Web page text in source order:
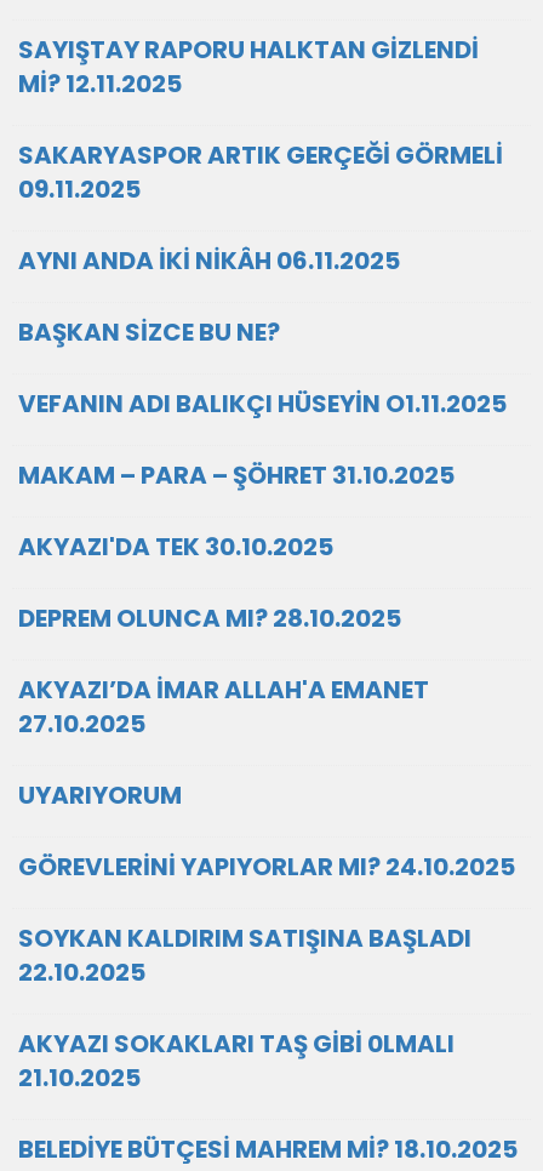
SAYIŞTAY RAPORU HALKTAN GİZLENDİ
Mİ? 12.11.2025
SAKARYASPOR ARTIK GERÇEĞİ GÖRMELİ
09.11.2025
AYNI ANDA İKİ NİKÂH 06.11.2025
BAŞKAN SİZCE BU NE?
VEFANIN ADI BALIKÇI HÜSEYİN O1.11.2025
MAKAM – PARA – ŞÖHRET 31.10.2025
AKYAZI'DA TEK 30.10.2025
DEPREM OLUNCA MI? 28.10.2025
AKYAZI’DA İMAR ALLAH'A EMANET
27.10.2025
UYARIYORUM
GÖREVLERİNİ YAPIYORLAR MI? 24.10.2025
SOYKAN KALDIRIM SATIŞINA BAŞLADI
22.10.2025
AKYAZI SOKAKLARI TAŞ GİBİ 0LMALI
21.10.2025
BELEDİYE BÜTÇESİ MAHREM Mİ? 18.10.2025